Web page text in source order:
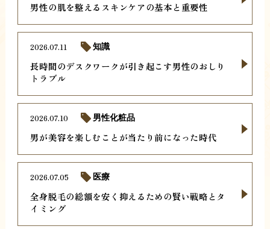
男性の肌を整えるスキンケアの基本と重要性
長時間のデスクワークが引き起こす男性のおしり
トラブル
2026.07.11 知識
男が美容を楽しむことが当たり前になった時代
2026.07.10 男性化粧品
全身脱毛の総額を安く抑えるための賢い戦略とタ
イミング
2026.07.05 医療